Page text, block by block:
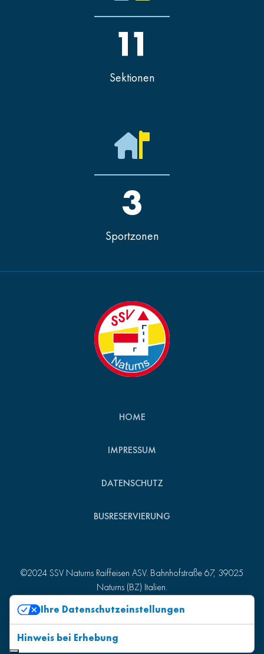
Sektionen
11
Sportzonen
3
HOME
IMPRESSUM
DATENSCHUTZ
BUSRESERVIERUNG
©2024 SSV Naturns Raiffeisen ASV. Bahnhofstraße 67, 39025
Naturns (BZ) Italien.
Produced byKreatif.
Ihre Datenschutzeinstellungen
Hinweis bei Erhebung